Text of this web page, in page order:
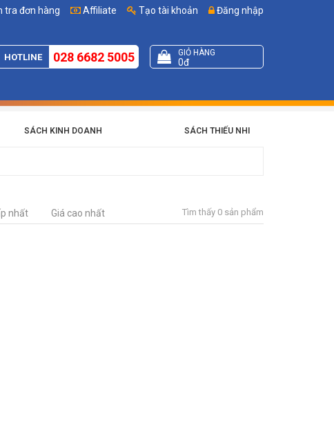
Affiliate Tạo tài khoản Đăng nhập
tra đơn hàng
HOTLINE 028 6682 5005 GIỎ HÀNG
0đ
SÁCH KINH DOANH SÁCH THIẾU NHI
nhất Giá cao nhất Tìm thấy 0 sản phẩm